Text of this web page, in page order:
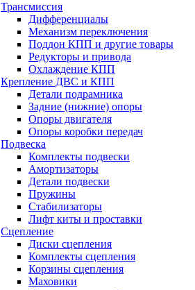
Трансмиссия
Дифференциалы
Механизм переключения
Поддон КПП и другие товары
Редукторы и привода
Охлаждение КПП
Крепление ДВС и КПП
Детали подрамника
Задние (нижние) опоры
Опоры двигателя
Опоры коробки передач
Подвеска
Комплекты подвески
Амортизаторы
Детали подвески
Пружины
Стабилизаторы
Лифт киты и проставки
Сцепление
Диски сцепления
Комплекты сцепления
Корзины сцепления
Маховики